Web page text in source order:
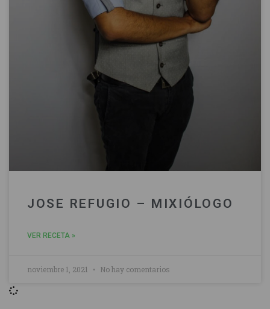
JOSE REFUGIO – MIXIÓLOGO
VER RECETA »
noviembre 1, 2021 No hay comentarios